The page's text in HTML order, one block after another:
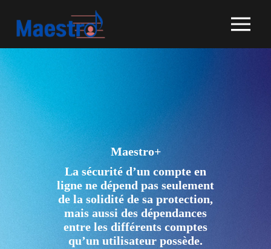
Maestro+
La sécurité d’un compte en
ligne ne dépend pas seulement
de la solidité de sa protection,
mais aussi des dépendances
entre les différents comptes
qu’un utilisateur possède.